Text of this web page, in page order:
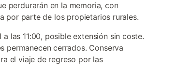
perdurarán en la memoria, con
por parte de los propietarios rurales.
las 11:00, posible extensión sin coste.
permanecen cerrados. Conserva
el viaje de regreso por las